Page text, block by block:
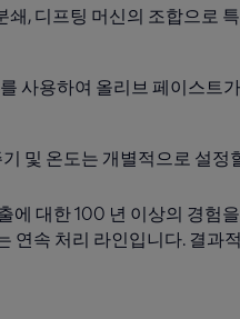
쇄, 디프팅 머신의 조합으로
사용하여 올리브 페이스트
및 온도는 개별적으로 설정
에 대한 100 년 이상의 경험
연속 처리 라인입니다. 결과